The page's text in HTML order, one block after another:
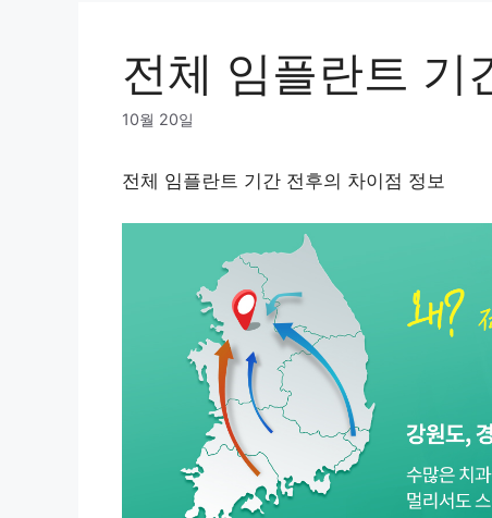
전체 임플란트 기
10월 20일
전체 임플란트 기간 전후의 차이점 정보